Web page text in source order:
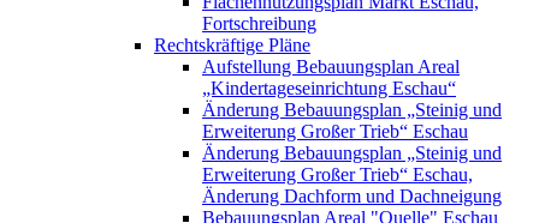
Fortschreibung
Rechtskräftige Pläne
Aufstellung Bebauungsplan Areal
„Kindertageseinrichtung Eschau“
Änderung Bebauungsplan „Steinig und
Erweiterung Großer Trieb“ Eschau
Änderung Bebauungsplan „Steinig und
Erweiterung Großer Trieb“ Eschau,
Änderung Dachform und Dachneigung
Bebauungsplan Areal "Quelle" Eschau